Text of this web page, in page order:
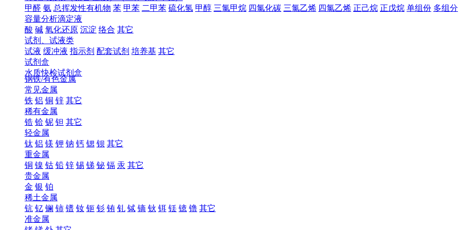
甲醛 氨 总挥发性有机物 苯 甲苯 二甲苯 硫化氢 甲醇 三氯甲烷 四氯化碳 三氯乙烯 四氯乙烯 正己烷 正戊烷 单组份 多组分
容量分析滴定液
酸 碱 氧化还原 沉淀 络合 其它
试剂、试液类
试液 缓冲液 指示剂 配套试剂 培养基 其它
试剂盒
水质快检试剂盒
钢铁/有色金属
常见金属
铁 铝 铜 锌 其它
稀有金属
锆 铪 铌 钽 其它
轻金属
钛 铝 镁 钾 钠 钙 锶 钡 其它
重金属
铜 镍 钴 铅 锌 锡 锑 铋 镉 汞 其它
贵金属
金 银 铂
稀土金属
钪 钇 镧 铈 镨 钕 钷 钐 铕 钆 铽 镝 钬 铒 铥 镱 镥 其它
准金属